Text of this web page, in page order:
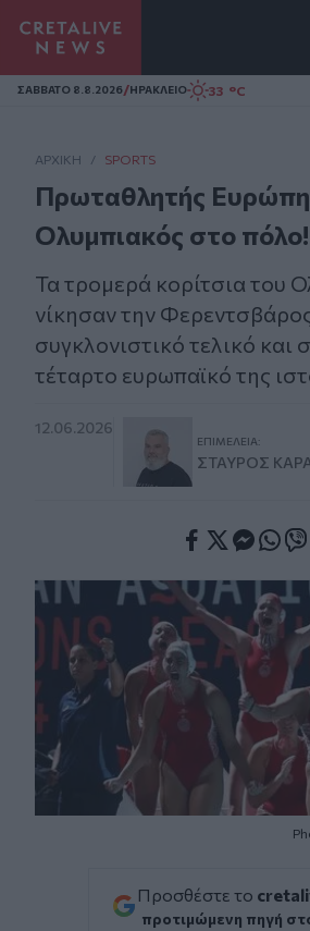
Homepage
ΣAΒΒΑΤΟ 8.8.2026/ΗΡΑΚΛΕΙΟ 33 °C
ΑΡΧΙΚΗ / SPORTS
Πρωταθλητής
Ολυμπιακός στο πόλο!
Τα τρομερά κορίτσια του
νίκησαν την
συγκλονιστικό τελικό και
τέταρτο ευρωπαϊκό της
12.06.2026
ΕΠΙΜΈΛΕΙΑ:
ΣΤΑΎΡΟΣ
Προσθέστε το
προτιμώμενη πηγή